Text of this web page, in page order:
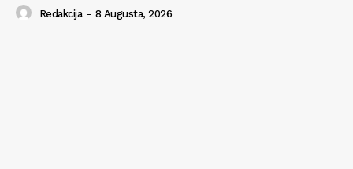
Redakcija - 8 Augusta, 2026